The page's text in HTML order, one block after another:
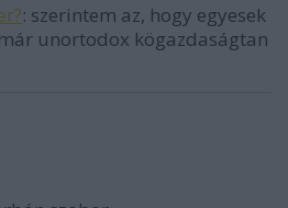
: szerintem az, hogy egyesek
unortodox kögazdaságtan